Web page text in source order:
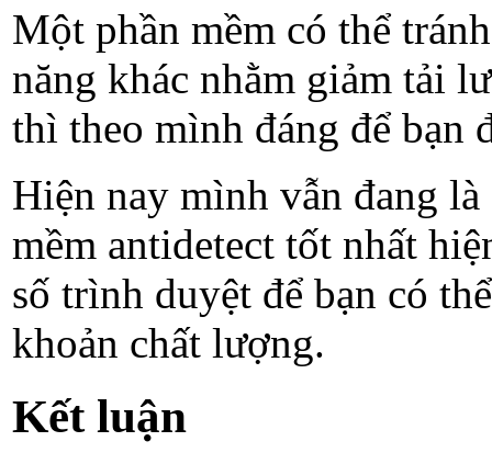
Một phần mềm có thể
năng khác nhằm giảm tải
thì theo mình đáng để bạn
Hiện nay mình vẫn đang
mềm antidetect tốt nhất
số trình duyệt để bạn có
khoản chất lượng.
Kết luận